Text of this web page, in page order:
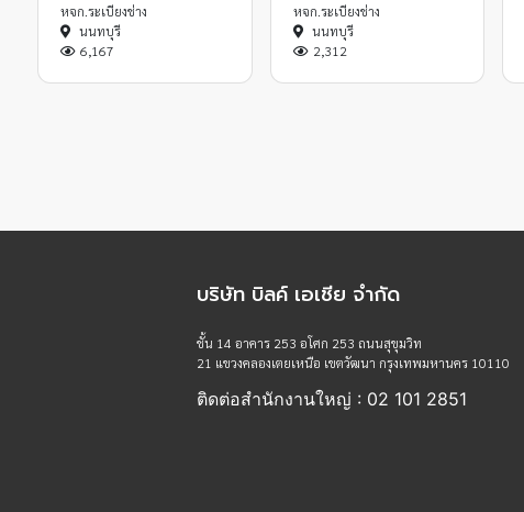
หจก.ระเบียงช่าง
นนทบุรี
6,167
หจก.ระเบียงช่าง
นนทบุรี
2,312
บริษัท บิลค์ เอเชีย จำกัด
ชั้น 14 อาคาร 253 อโศก 253 ถนนสุขุมวิท
21 แขวงคลองเตยเหนือ เขตวัฒนา กรุงเทพมหานคร 10110
ติดต่อสำนักงานใหญ่ : 02 101 2851